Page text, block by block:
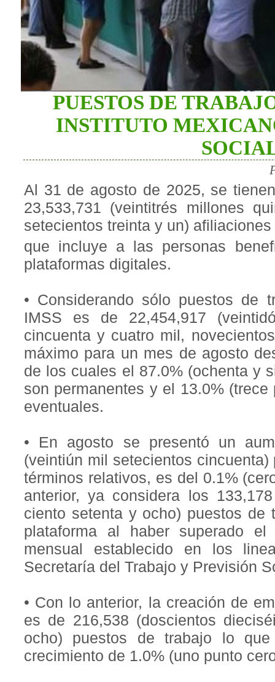
PUESTOS DE
INSTITUTO
Al 31 de agosto de 2025, se
23,533,731 (veintitrés millones
setecientos treinta y un)
que incluye a las personas
plataformas digitales.
• Considerando sólo puestos de
IMSS es de 22,454,917
cincuenta y cuatro mil,
máximo para un mes de agosto
de los cuales el 87.0% (ochenta y
son permanentes y el 13.0%
eventuales.
• En agosto se presentó un
(veintiún mil setecientos
términos relativos, es del 0.1%
anterior, ya considera los
ciento setenta y ocho) puestos de
plataforma al haber superado
mensual establecido en los
Secretaría del Trabajo y Previsión
• Con lo anterior, la creación de
es de 216,538 (doscientos
ocho) puestos de trabajo lo
crecimiento de 1.0% (uno punto